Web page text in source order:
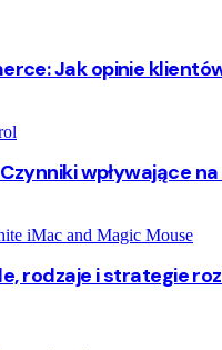
Jak opinie
wpływające
rodzaje i strategie